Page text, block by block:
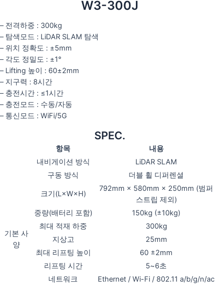
W3-300J
– 전격하중 : 300kg
– 탐색모드 : LiDAR SLAM 탐색
– 위치 정확도 : ±5mm
– 각도 정밀도 : ±1°
– Lifting 높이 : 60±2mm
– 지구력 : 8시간
– 충전시간 : ≤1시간
– 충전모드 : 수동/자동
– 통신모드 : WiFi/5G
SPEC.
항목 내용
기본 사
양
내비게이션 방식
LiDAR SLAM
구동 방식
더블 휠 디퍼렌셜
크기(L×W×H)
792mm × 580mm × 250mm (범퍼
스트립 제외)
중량(배터리 포함)
150kg (±10kg)
최대 적재 하중
300kg
지상고
25mm
최대 리프팅 높이
60 ±2mm
리프팅 시간
5~6초
네트워크
Ethernet / Wi-Fi / 802.11 a/b/g/n/ac